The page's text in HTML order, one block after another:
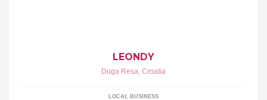
LEONDY
Duga Resa, Croatia
LOCAL BUSINESS